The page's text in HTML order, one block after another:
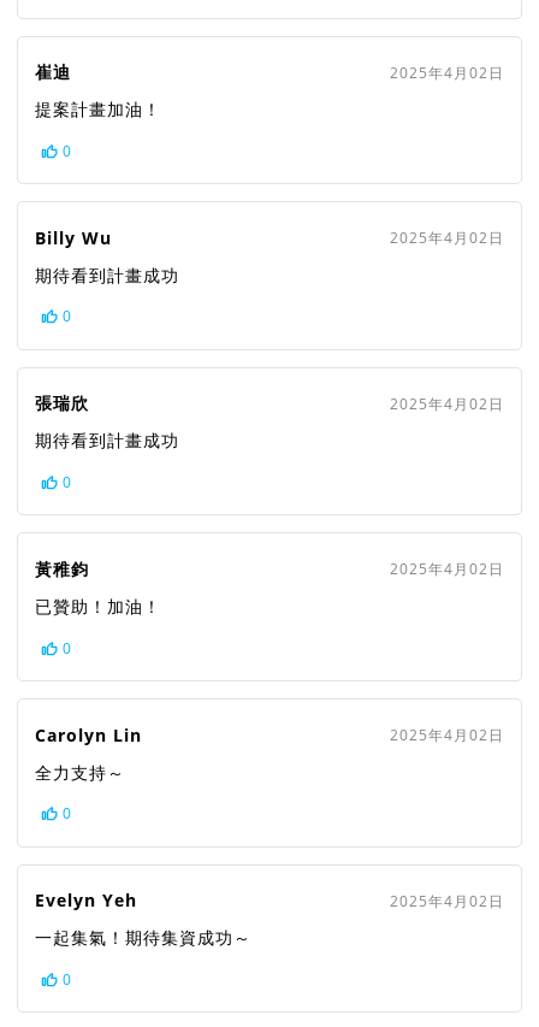
崔迪 2025年4月02日
提案計畫加油！
0
Billy Wu 2025年4月02日
期待看到計畫成功
0
張瑞欣 2025年4月02日
期待看到計畫成功
0
黃稚鈞 2025年4月02日
已贊助！加油！
0
Carolyn Lin 2025年4月02日
全力支持～
0
Evelyn Yeh 2025年4月02日
一起集氣！期待集資成功～
0